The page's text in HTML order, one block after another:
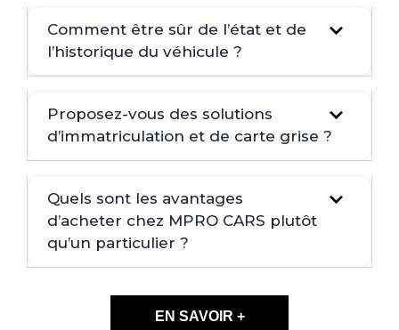
Comment être sûr de l’état et de
l’historique du véhicule ?
Proposez-vous des solutions
d’immatriculation et de carte grise ?
Quels sont les avantages
d’acheter chez MPRO CARS plutôt
qu’un particulier ?
EN SAVOIR +